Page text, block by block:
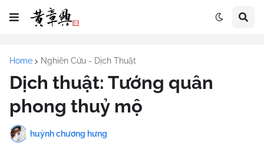
Home Nghiên Cứu - Dịch Thuật
Dịch thuật: Tướng quân
phong thuỷ mộ
huỳnh chương hưng